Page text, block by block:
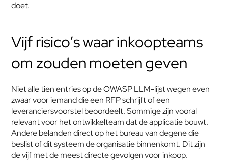
doet.
Vijf risico’s waar inkoopteams
om zouden moeten geven
Niet alle tien entries op de OWASP LLM-lijst wegen even
zwaar voor iemand die een RFP schrijft of een
leveranciersvoorstel beoordeelt. Sommige zijn vooral
relevant voor het ontwikkelteam dat de applicatie bouwt.
Andere belanden direct op het bureau van degene die
beslist of dit systeem de organisatie binnenkomt. Dit zijn
de vijf met de meest directe gevolgen voor inkoop.